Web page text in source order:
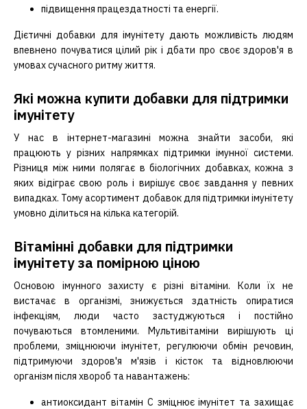
підвищення працездатності та енергії.
Дієтичні добавки для імунітету дають можливість людям
впевнено почуватися цілий рік і дбати про своє здоров'я в
умовах сучасного ритму життя.
Які можна купити добавки для підтримки
імунітету
У нас в інтернет-магазині можна знайти засоби, які
працюють у різних напрямках підтримки імунної системи.
Різниця між ними полягає в біологічних добавках, кожна з
яких відіграє свою роль і вирішує своє завдання у певних
випадках. Тому асортимент добавок для підтримки імунітету
умовно ділиться на кілька категорій.
Вітамінні добавки для підтримки
імунітету за помірною ціною
Основою імунного захисту є різні вітаміни. Коли їх не
вистачає в організмі, знижується здатність опиратися
інфекціям, люди часто застуджуються і постійно
почуваються втомленими. Мультивітаміни вирішують ці
проблеми, зміцнюючи імунітет, регулюючи обмін речовин,
підтримуючи здоров'я м'язів і кісток та відновлюючи
організм після хвороб та навантажень:
антиоксидант вітамін С зміцнює імунітет та захищає